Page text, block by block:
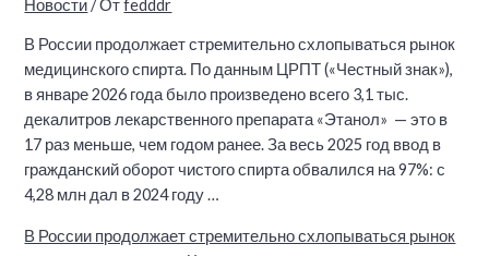
Новости/ Отfedddr
В России продолжает стремительно схлопываться рынок
медицинского спирта. По данным ЦРПТ («Честный знак»),
в январе 2026 года было произведено всего 3,1 тыс.
декалитров лекарственного препарата «Этанол» — это в
17 раз меньше, чем годом ранее. За весь 2025 год ввод в
гражданский оборот чистого спирта обвалился на 97%: с
4,28 млн дал в 2024 году …
В России продолжает стремительно схлопываться рынок